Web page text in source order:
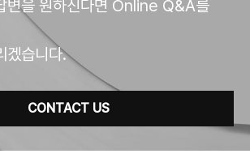
변을 원하신다면 Online Q&A를
겠습니다.
CONTACT US